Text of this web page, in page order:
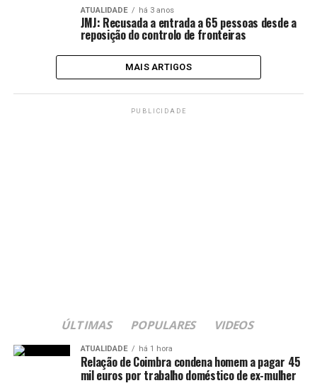
ATUALIDADE há 3 anos
JMJ: Recusada a entrada a 65 pessoas desde a
reposição do controlo de fronteiras
MAIS ARTIGOS
PUBLICIDADE
ÚLTIMAS POPULARES VIDEOS
ATUALIDADE há 1 hora
Relação de Coimbra condena homem a pagar 45
mil euros por trabalho doméstico de ex-mulher